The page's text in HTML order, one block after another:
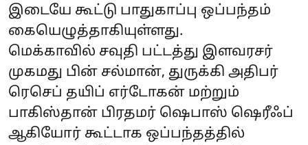
இடையே கூட்டு பாதுகாப்பு ஒப்பந்தம்
கையெழுத்தாகியுள்ளது.
மெக்காவில் சவுதி பட்டத்து இளவரசர்
முகமது பின் சல்மான், துருக்கி அதிபர்
ரெசெப் தயிப் எர்டோகன் மற்றும்
பாகிஸ்தான் பிரதமர் ஷெபாஸ் ஷெரீஃப்
ஆகியோர் கூட்டாக ஒப்பந்தத்தில்